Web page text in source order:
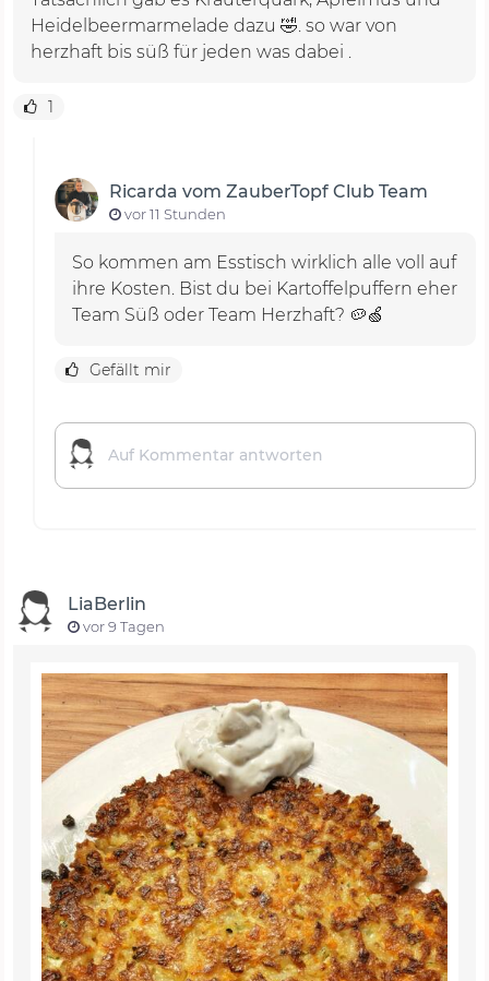
Heidelbeermarmelade dazu 🤣. so war von
herzhaft bis süß für jeden was dabei .
1
Ricarda vom ZauberTopf Club Team
vor 11 Stunden
So kommen am Esstisch wirklich alle voll auf
ihre Kosten. Bist du bei Kartoffelpuffern eher
Team Süß oder Team Herzhaft? 🥔🍏
Gefällt mir
LiaBerlin
vor 9 Tagen